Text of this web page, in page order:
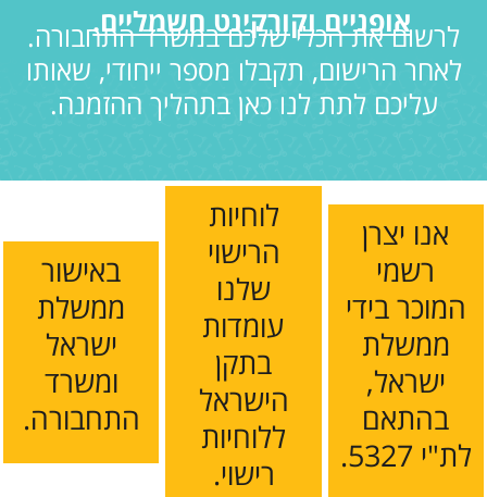
אופניים וקורקינט חשמליים.
לרשום את הכלי שלכם במשרד התחבורה.
לאחר הרישום, תקבלו מספר ייחודי, שאותו
עליכם לתת לנו כאן בתהליך ההזמנה.
אנו יצרן
רשמי
המוכר בידי
ממשלת
ישראל,
בהתאם
לת"י 5327.
לוחיות
הרישוי
שלנו
עומדות
בתקן
הישראל
ללוחיות
רישוי.
באישור
ממשלת
ישראל
ומשרד
התחבורה.